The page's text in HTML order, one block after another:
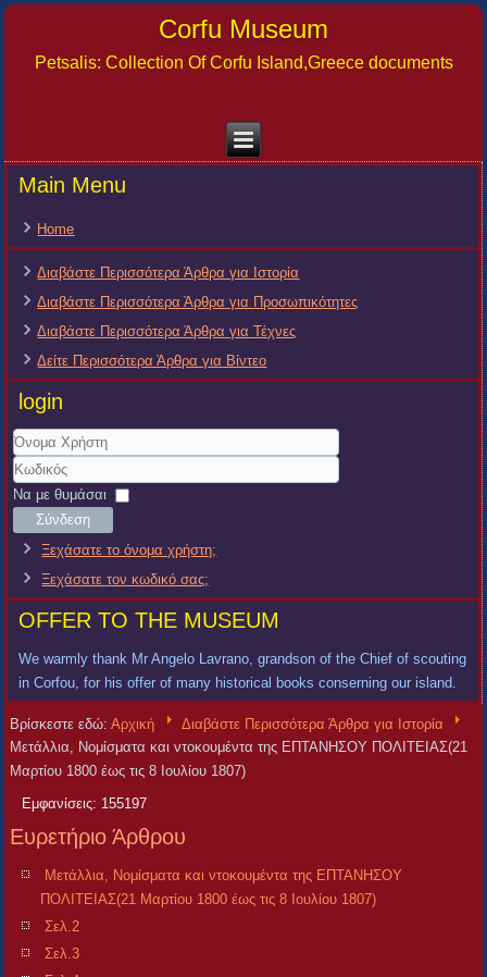
Corfu Museum
Petsalis: Collection Of Corfu Island,Greece documents
Main Menu
Home
Διαβάστε Περισσότερα Άρθρα για Ιστορία
Διαβάστε Περισσότερα Άρθρα για Προσωπικότητες
Διαβάστε Περισσότερα Άρθρα για Τέχνες
Δείτε Περισσότερα Άρθρα για Βίντεο
login
Όνομα
Χρήστη
Κωδικός
Να με θυμάσαι
Σύνδεση
Ξεχάσατε το όνομα χρήστη;
Ξεχάσατε τον κωδικό σας;
OFFER TO THE MUSEUM
We warmly thank Mr Angelo Lavrano, grandson of the Chief of scouting
in Corfou, for his offer of many historical books conserning our island.
Βρίσκεστε εδώ:Αρχική
Διαβάστε Περισσότερα Άρθρα για Ιστορία
Μετάλλια, Νομίσματα και ντοκουμέντα της ΕΠΤΑΝΗΣΟΥ ΠΟΛΙΤΕΙΑΣ(21
Μαρτίου 1800 έως τις 8 Ιουλίου 1807)
Εμφανίσεις: 155197
Ευρετήριο Άρθρου
Μετάλλια, Νομίσματα και ντοκουμέντα της ΕΠΤΑΝΗΣΟΥ
ΠΟΛΙΤΕΙΑΣ(21 Μαρτίου 1800 έως τις 8 Ιουλίου 1807)
Σελ.2
Σελ.3